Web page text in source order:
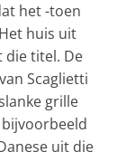
het -toen
huis uit
die titel. De
Scaglietti
grille
uit die